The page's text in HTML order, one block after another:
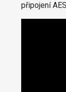
připojení